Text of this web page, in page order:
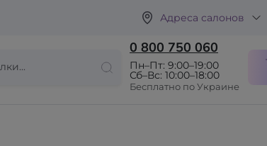
Адреса салонов
0 800 750 060
Пн–Пт: 9:00–19:00
Сб–Вс: 10:00–18:00
Бесплатно по Украине